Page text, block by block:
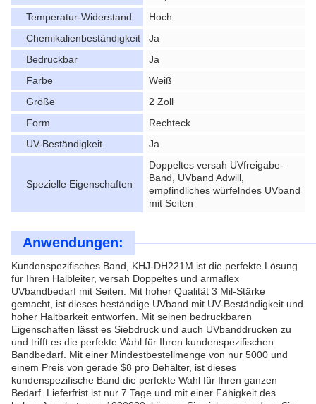
Temperatur-Widerstand
Hoch
Chemikalienbeständigkeit
Ja
Bedruckbar
Ja
Farbe
Weiß
Größe
2 Zoll
Form
Rechteck
UV-Beständigkeit
Ja
Spezielle Eigenschaften
Doppeltes versah UVfreigabe-
Band, UVband Adwill,
empfindliches würfelndes UVband
mit Seiten
Anwendungen:
Kundenspezifisches Band, KHJ-DH221M ist die perfekte Lösung
für Ihren Halbleiter, versah Doppeltes und armaflex
UVbandbedarf mit Seiten. Mit hoher Qualität 3 Mil-Stärke
gemacht, ist dieses beständige UVband mit UV-Beständigkeit und
hoher Haltbarkeit entworfen. Mit seinen bedruckbaren
Eigenschaften lässt es Siebdruck und auch UVbanddrucken zu
und trifft es die perfekte Wahl für Ihren kundenspezifischen
Bandbedarf. Mit einer Mindestbestellmenge von nur 5000 und
einem Preis von gerade $8 pro Behälter, ist dieses
kundenspezifische Band die perfekte Wahl für Ihren ganzen
Bedarf. Lieferfrist ist nur 7 Tage und mit einer Fähigkeit des